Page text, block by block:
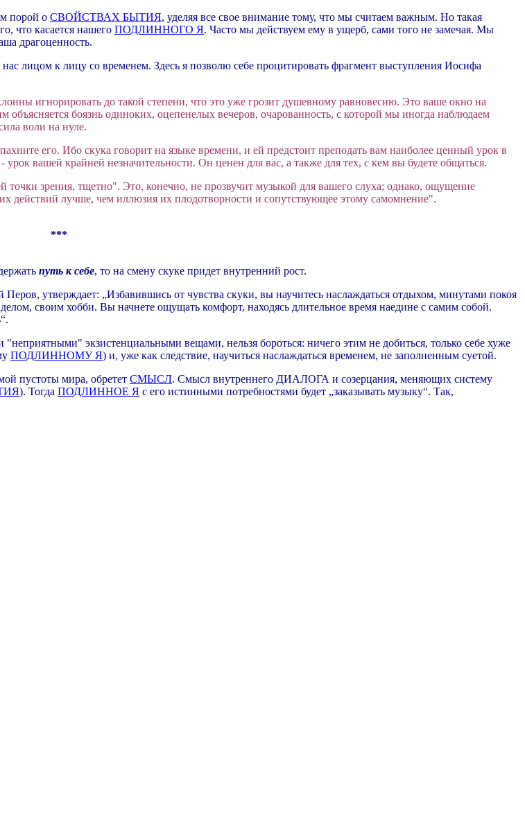
порой о СВОЙСТВАХ БЫТИЯ, уделяя все свое внимание тому, что мы считаем важным. Но такая
что касается нашего ПОДЛИННОГО Я. Часто мы действуем ему в ущерб, сами того не замечая. Мы
драгоценность.
лицом к лицу со временем. Здесь я позволю себе процитировать фрагмент выступления Иосифа
игнорировать до такой степени, что это уже грозит душевному равновесию. Это ваше окно на
объясняется боязнь одиноких, оцепенелых вечеров, очарованность, с которой мы иногда наблюдаем
воли на нуле.
его. Ибо скука говорит на языке времени, и ей предстоит преподать вам наиболее ценный урок в
вашей крайней незначительности. Он ценен для вас, а также для тех, с кем вы будете общаться.
зрения, тщетно". Это, конечно, не прозвучит музыкой для вашего слуха; однако, ощущение
лучше, чем иллюзия их плодотворности и сопутствующее этому самомнение".
***
путь к себе, то на смену скуке придет внутренний рост.
утверждает: „Избавившись от чувства скуки, вы научитесь наслаждаться отдыхом, минутами покоя
своим хобби. Вы начнете ощущать комфорт, находясь длительное время наедине с самим собой.
экзистенциальными вещами, нельзя бороться: ничего этим не добиться, только себе хуже
ПОДЛИННОМУ Я) и, уже как следствие, научиться наслаждаться временем, не заполненным суетой.
пустоты мира, обретет СМЫСЛ. Смысл внутреннего ДИАЛОГА и созерцания, меняющих систему
). Тогда ПОДЛИННОЕ Я с его истинными потребностями будет „заказывать музыку“. Так,